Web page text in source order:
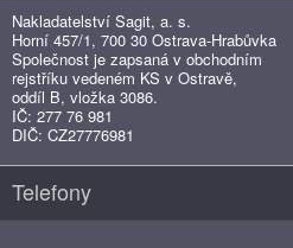
Nakladatelství Sagit, a. s.
Horní 457/1, 700 30 Ostrava-Hrabůvka
Společnost je zapsaná v obchodním
rejstříku vedeném KS v Ostravě,
oddíl B, vložka 3086.
IČ: 277 76 981
DIČ: CZ27776981
Telefony